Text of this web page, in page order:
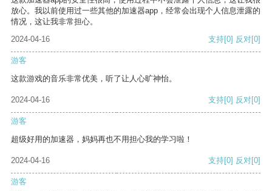
放心。我以前使用过一些其他的加速器app，经常会出现个人信息泄露的
情况，这让我非常担心。
2024-04-16
支持[0] 反对[0]
游客
这款游戏的音乐非常优美，听了让人心旷神怡。
2024-04-16 支持[0] 反对[0]
游客
超级好用的加速器，妈妈再也不用担心我的学习啦！
2024-04-16 支持[0] 反对[0]
游客